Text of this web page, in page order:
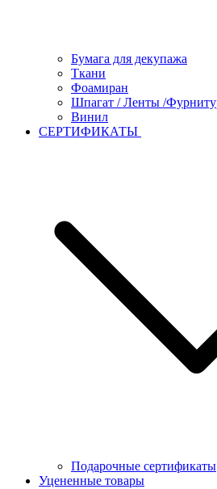
Бумага для декупажа
Ткани
Фоамиран
Шпагат / Ленты /
Винил
СЕРТИФИКАТЫ
Подарочные сертификаты
Уцененные товары